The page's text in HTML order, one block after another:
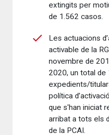
extingits per
de 1.562 casos.
Les actuacions
activable de la
novembre de
2020, un total de
expedients/
política
que s'han iniciat
arribat a tots els
de la PCAI.